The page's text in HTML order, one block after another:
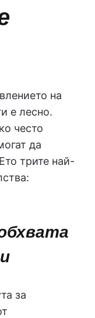
на
е лесно.
често
да
трите най-
за